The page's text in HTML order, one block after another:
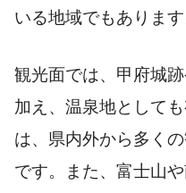
いる地域でもあります
観光面では、甲府城
加え、温泉地として
は、県内外から多く
です。また、富士山